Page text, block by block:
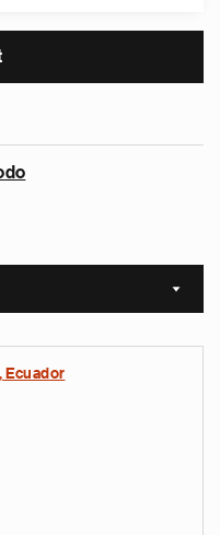
Sort
Ecuador